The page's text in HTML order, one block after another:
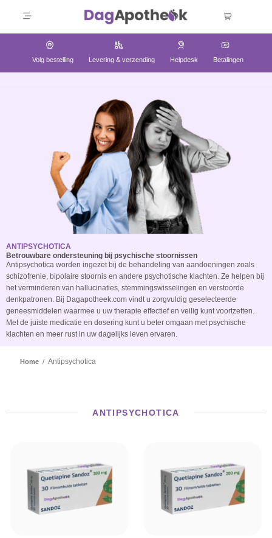
Volg bestelling Levering & verzending Helpdesk Betalingen
ANTIPSYCHOTICA
Betrouwbare ondersteuning bij psychische stoornissen
Antipsychotica worden ingezet bij de behandeling van aandoeningen zoals
schizofrenie, bipolaire stoornis en andere psychotische klachten. Ze helpen bij
het verminderen van hallucinaties, stemmingswisselingen en verstoorde
denkpatronen. Bij Dagapotheek.com vindt u zorgvuldig geselecteerde
geneesmiddelen waarmee u uw therapie effectief en veilig kunt voortzetten.
Met de juiste medicatie en dosering kunt u beter omgaan met psychische
klachten en meer rust in uw dagelijks leven ervaren.
Home / Antipsychotica
ANTIPSYCHOTICA